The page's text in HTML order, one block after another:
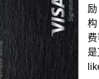
构